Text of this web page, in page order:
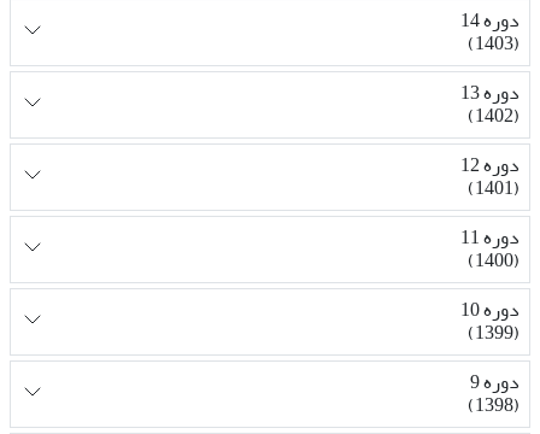
دوره 14
(1403)
دوره 13
(1402)
دوره 12
(1401)
دوره 11
(1400)
دوره 10
(1399)
دوره 9
(1398)